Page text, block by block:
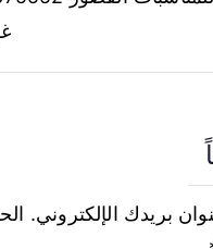
بريدك الإلكتروني.